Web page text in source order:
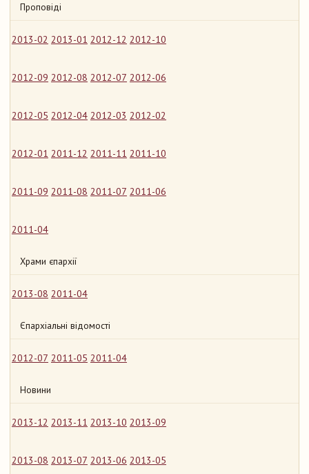
Проповіді
2013-02 2013-01 2012-12 2012-10
2012-09 2012-08 2012-07 2012-06
2012-05 2012-04 2012-03 2012-02
2012-01 2011-12 2011-11 2011-10
2011-09 2011-08 2011-07 2011-06
2011-04
Храми єпархії
2013-08 2011-04
Єпархіальні відомості
2012-07 2011-05 2011-04
Новини
2013-12 2013-11 2013-10 2013-09
2013-08 2013-07 2013-06 2013-05